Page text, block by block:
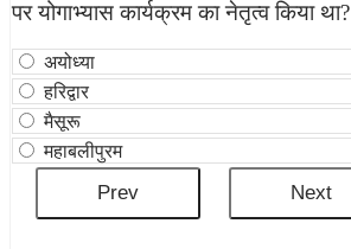
पर योगाभ्यास कार्यक्रम का नेतृत्व किया था?
अयोध्या
हरिद्वार
मैसूरू
महाबलीपुरम